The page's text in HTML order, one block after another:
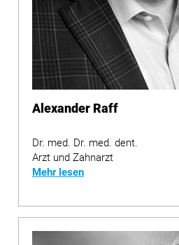
Alexander Raff
Dr. med. Dr. med. dent.
Arzt und Zahnarzt
Mehr lesen